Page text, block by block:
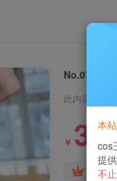
No.072-学
此内容为付
￥ 3
黄金会
本
cos
提
不